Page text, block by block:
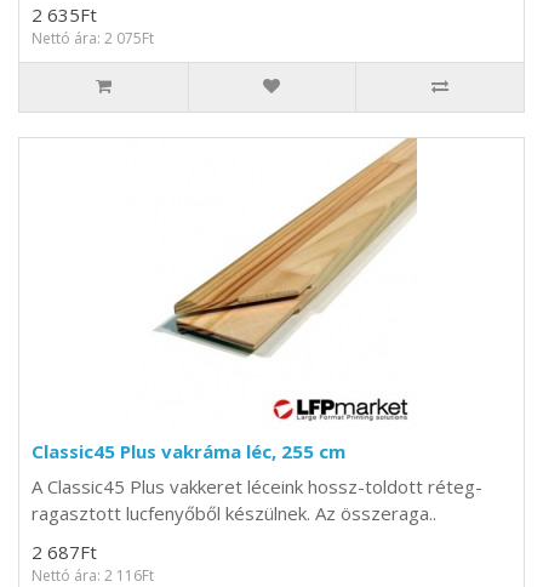
2 635Ft
Nettó ára: 2 075Ft
Classic45 Plus vakráma léc, 255 cm
A Classic45 Plus vakkeret léceink hossz-toldott réteg-
ragasztott lucfenyőből készülnek. Az összeraga..
2 687Ft
Nettó ára: 2 116Ft